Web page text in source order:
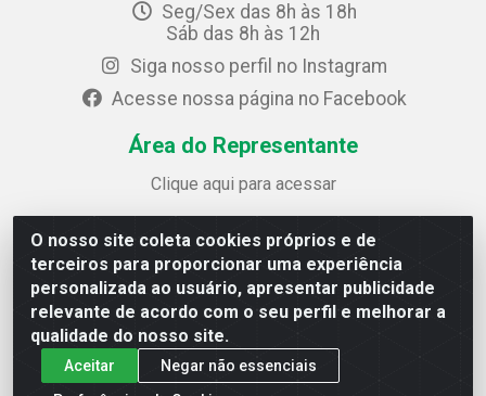
O nosso site coleta cookies próprios e de
terceiros para proporcionar uma experiência
personalizada ao usuário, apresentar publicidade
relevante de acordo com o seu perfil e melhorar a
qualidade do nosso site.
Aceitar
Negar não essenciais
Seg/Sex das 8h às 18h
Sáb das 8h às 12h
Siga nosso perfil no Instagram
Acesse nossa página no Facebook
Área do Representante
Clique aqui para acessar
Credimóveis Novolar Ltda
Rua José Alves Bezerra, 430 - Prazeres - Jaboatão dos
Guararapes / PE - CEP 54.325-610
CNPJ: 09.930.165/0013-70